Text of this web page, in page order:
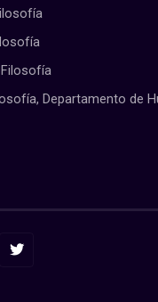
Departamento de